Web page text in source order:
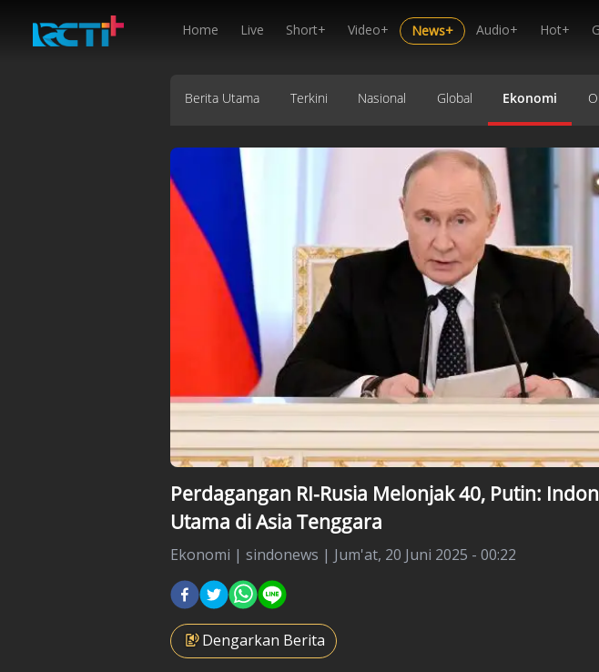
Home Live Short+ Video+ News+ Audio+ Hot+
Berita Utama Terkini Nasional Global Ekonomi
Perdagangan RI-Rusia Melonjak 40, Putin:
Utama di Asia Tenggara
Ekonomi | sindonews | Jum'at, 20 Juni 2025 - 00:22
Dengarkan Berita